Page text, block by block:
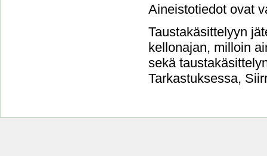
Aineistotiedot ovat
Taustakäsittelyyn
kellonajan, milloin
sekä
Tarkastuksessa,